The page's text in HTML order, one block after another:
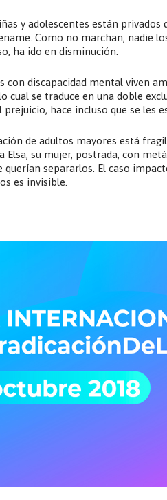
y adolescentes están privados
Como no marchan, nadie
ha ido en disminución.
con discapacidad mental viven
cual se traduce en una doble
hace incluso que se les
de adultos mayores está
Elsa, su mujer, postrada, con
querían separarlos. El caso
es invisible.